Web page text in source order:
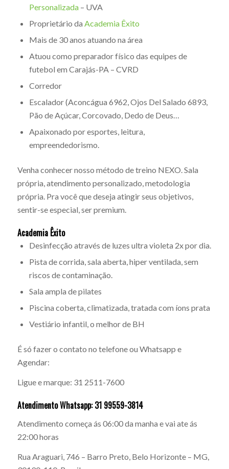
Personalizada– UVA
Proprietário da Academia Êxito
Mais de 30 anos atuando na área
Atuou como preparador físico das equipes de
futebol em Carajás-PA – CVRD
Corredor
Escalador (Aconcágua 6962, Ojos Del Salado 6893,
Pão de Açúcar, Corcovado, Dedo de Deus…
Apaixonado por esportes, leitura,
empreendedorismo.
Venha conhecer nosso método de treino NEXO. Sala
própria, atendimento personalizado, metodologia
própria. Pra você que deseja atingir seus objetivos,
sentir-se especial, ser premium.
Academia Êxito
Desinfecção através de luzes ultra violeta 2x por dia.
Pista de corrida, sala aberta, hiper ventilada, sem
riscos de contaminação.
Sala ampla de pilates
Piscina coberta, climatizada, tratada com íons prata
Vestiário infantil, o melhor de BH
É só fazer o contato no telefone ou Whatsapp e
Agendar:
Ligue e marque: 31 2511-7600
Atendimento Whatsapp: 31 99559-3814
Atendimento começa ás 06:00 da manha e vai ate ás
22:00 horas
Rua Araguari, 746 – Barro Preto, Belo Horizonte – MG,